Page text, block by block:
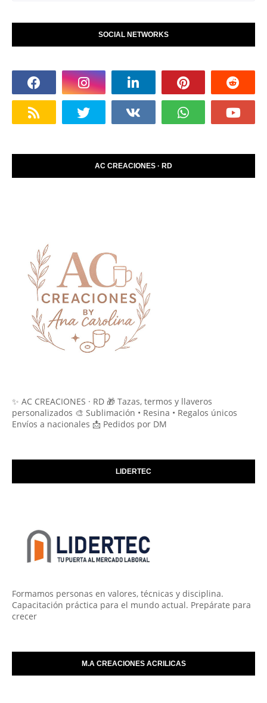
SOCIAL NETWORKS
AC CREACIONES · RD
✨ AC CREACIONES · RD 🎁 Tazas, termos y llaveros
personalizados 🎨 Sublimación • Resina • Regalos únicos
Envíos a nacionales 📩 Pedidos por DM
LIDERTEC
Formamos personas en valores, técnicas y disciplina.
Capacitación práctica para el mundo actual. Prepárate para
crecer
M.A CREACIONES ACRILICAS